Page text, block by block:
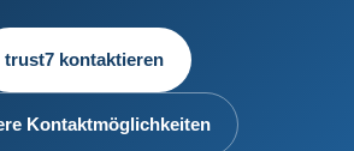
trust7 kontaktieren
Kontaktmöglichkeiten